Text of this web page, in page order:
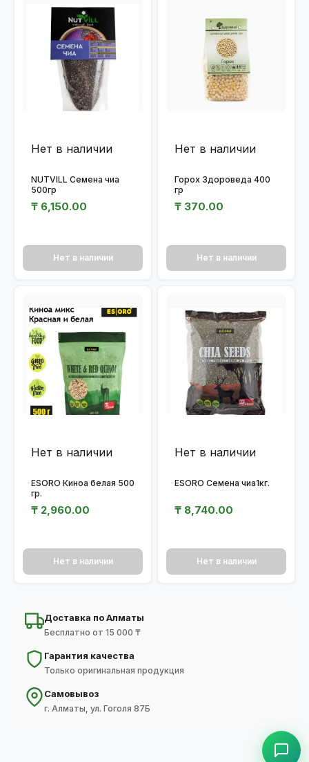
Нет в наличии
NUTVILL Семена чиа
500гр
₸ 6,150.00
Нет в наличии
Нет в наличии
Горох Здороведа 400
гр
₸ 370.00
Нет в наличии
Нет в наличии
ESORO Киноа белая 500
гр.
₸ 2,960.00
Нет в наличии
Нет в наличии
ESORO Семена чиа1кг.
₸ 8,740.00
Нет в наличии
Доставка по Алматы
Бесплатно от 15 000 ₸
Гарантия качества
Только оригинальная продукция
Самовывоз
г. Алматы, ул. Гоголя 87Б